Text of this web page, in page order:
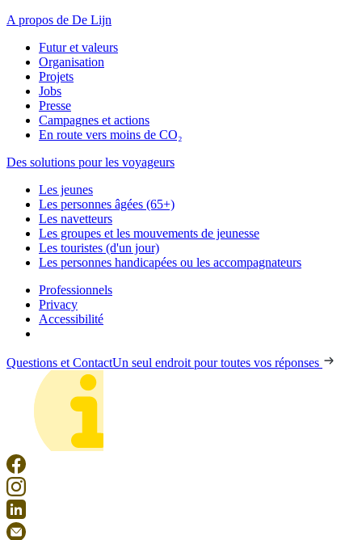
A propos de De Lijn
Futur et valeurs
Organisation
Projets
Jobs
Presse
Campagnes et actions
En route vers moins de CO₂
Des solutions pour les voyageurs
Les jeunes
Les personnes âgées (65+)
Les navetteurs
Les groupes et les mouvements de jeunesse
Les touristes (d'un jour)
Les personnes handicapées ou les accompagnateurs
Professionnels
Privacy
Accessibilité
Questions et ContactUn seul endroit pour toutes vos réponses